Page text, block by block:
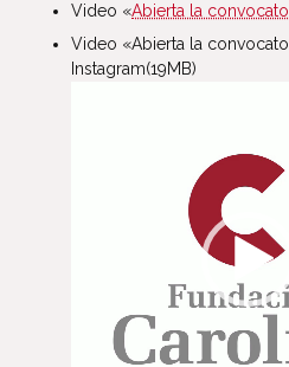
Video «Abierta la
Video «Abierta la
Instagram(19MB)